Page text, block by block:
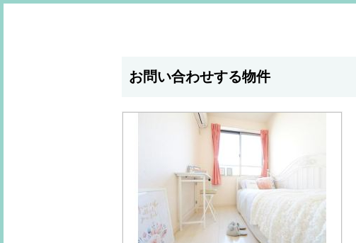
お問い合わせする物件